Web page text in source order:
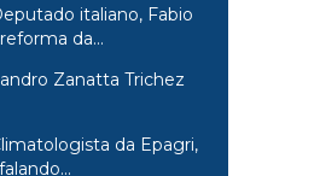
italiano, Fabio
da...
Zanatta Trichez
da Epagri,